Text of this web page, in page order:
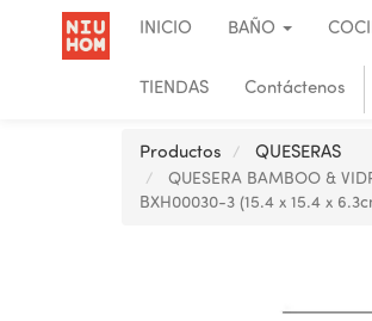
INICIO BAÑO
TIENDAS Contáctenos
Productos
QUESERAS
QUESERA BAMBOO &
BXH00030-3 (15.4 x 15.4 x